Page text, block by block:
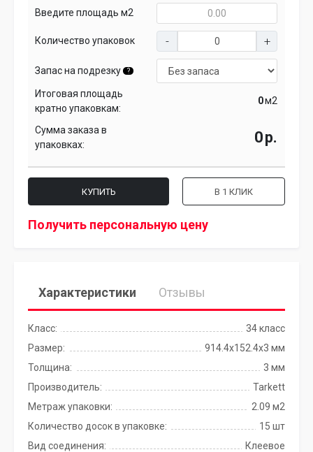
Введите площадь м2
Количество упаковок
Запас на подрезку ?
Итоговая площадь
кратно упаковкам:
м2
Сумма заказа в
упаковках:
р.
КУПИТЬ В 1 КЛИК
Получить персональную цену
Характеристики Отзывы
Класс:
34 класс
Размер:
914.4x152.4х3 мм
Толщина:
3 мм
Производитель:
Tarkett
Метраж упаковки:
2.09 м2
Количество досок в упаковке:
15 шт
Вид соединения:
Клеевое